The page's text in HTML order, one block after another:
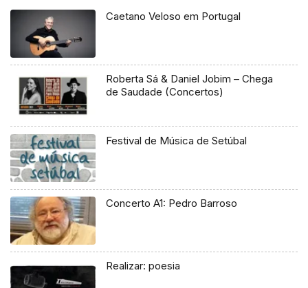
Caetano Veloso em Portugal
Roberta Sá & Daniel Jobim – Chega
de Saudade (Concertos)
Festival de Música de Setúbal
Concerto A1: Pedro Barroso
Realizar: poesia